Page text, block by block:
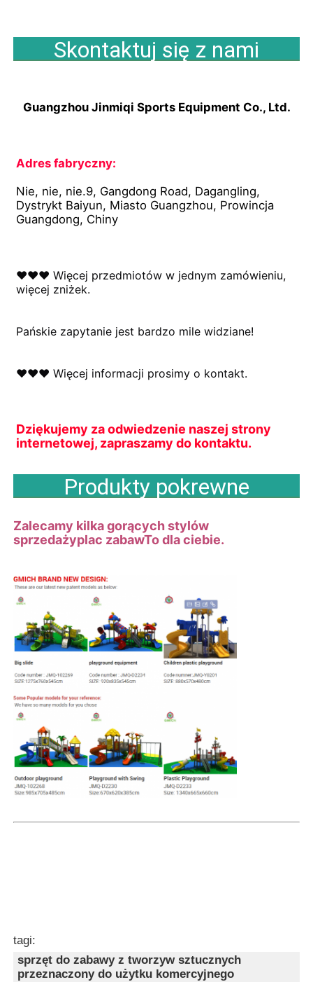
Skontaktuj się z nami
Guangzhou Jinmiqi Sports Equipment Co., Ltd.
Adres fabryczny:
Nie, nie, nie.9, Gangdong Road, Dagangling,
Dystrykt Baiyun, Miasto Guangzhou, Prowincja
Guangdong, Chiny
♥♥♥ Więcej przedmiotów w jednym zamówieniu,
więcej zniżek.
Pańskie zapytanie jest bardzo mile widziane!
♥♥♥ Więcej informacji prosimy o kontakt.
Dziękujemy za odwiedzenie naszej strony
internetowej, zapraszamy do kontaktu.
Produkty pokrewne
Zalecamy kilka gorących stylów
sprzedażyplac zabawTo dla ciebie.
tagi:
sprzęt do zabawy z tworzyw sztucznych
przeznaczony do użytku komercyjnego